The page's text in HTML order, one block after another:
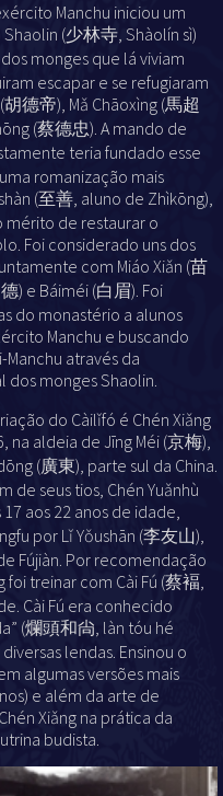
Manchu iniciou um
(少林寺, Shàolín sì)
monges que lá viviam
escapar e se refugiaram
德帝), Mǎ Chāoxìng (馬超
(蔡德忠). A mando de
teria fundado esse
romanização mais
(至善, aluno de Zhìkōng),
de restaurar o
Foi considerado uns dos
com Miáo Xiǎn (苗
) e Báiméi (白眉). Foi
do monastério a alunos
Manchu e buscando
através da
monges Shaolin.
do Càilǐfó é Chén Xiǎng
na aldeia de Jīng Méi (京梅),
(廣東), parte sul da China.
de seus tios, Chén Yuǎnhù
aos 22 anos de idade,
por Lǐ Yǒushān (李友山),
Fújiàn. Por recomendação
treinar com Cài Fú (蔡褔,
Cài Fú era conhecido
(爛頭和尙, làn tóu hé
lendas. Ensinou o
algumas versões mais
e além da arte de
Xiǎng na prática da
budista.